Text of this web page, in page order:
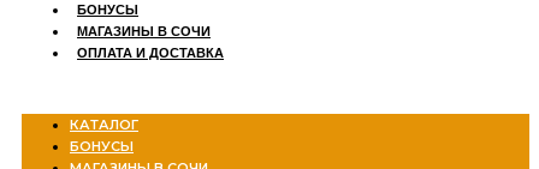
БОНУСЫ
МАГАЗИНЫ В СОЧИ
ОПЛАТА И ДОСТАВКА
КАТАЛОГ
БОНУСЫ